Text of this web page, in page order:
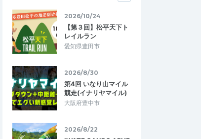
2026/10/24
【第３回】松平天下ト
レイルラン
愛知県豊田市
2026/8/30
第4回 いなり山マイル
競走(イナリヤマイル)
大阪府豊中市
2026/8/22